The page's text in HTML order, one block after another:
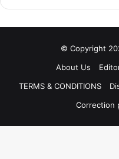
© Copyright
About Us
TERMS & CONDITIONS
Correction